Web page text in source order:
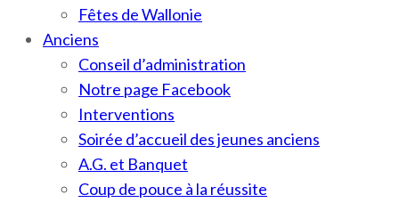
Fêtes de Wallonie
Anciens
Conseil d’administration
Notre page Facebook
Interventions
Soirée d’accueil des jeunes anciens
A.G. et Banquet
Coup de pouce à la réussite